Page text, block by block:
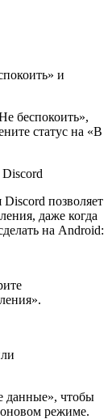
и
беспокоить»,
статус на «В
позволяет
даже когда
на Android:
данные», чтобы
режиме.